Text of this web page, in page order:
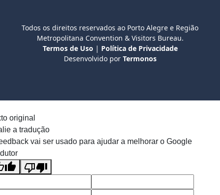
Todos os direitos reservados ao Porto Alegre e Região
Metropolitana Convention & Visitors Bureau.
Termos de Uso | Política de Privacidade
Desenvolvido por Termonos
original
a tradução
vai ser usado para ajudar a melhorar o Google